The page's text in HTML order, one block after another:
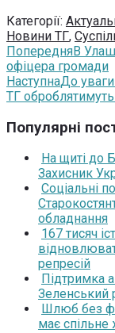
Категорії:
Новини ТГ,
ПопередняВ
офіцера громади
НаступнаДо уваги
ТГ
Популярні
На щиті до
Захисник
Соціальні
обладнання
167 тисяч
репресій
Підтримка
Зеленський
Шлюб без
має спільне